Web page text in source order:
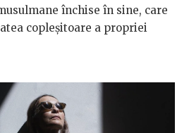
închise în sine, care
copleșitoare a propriei